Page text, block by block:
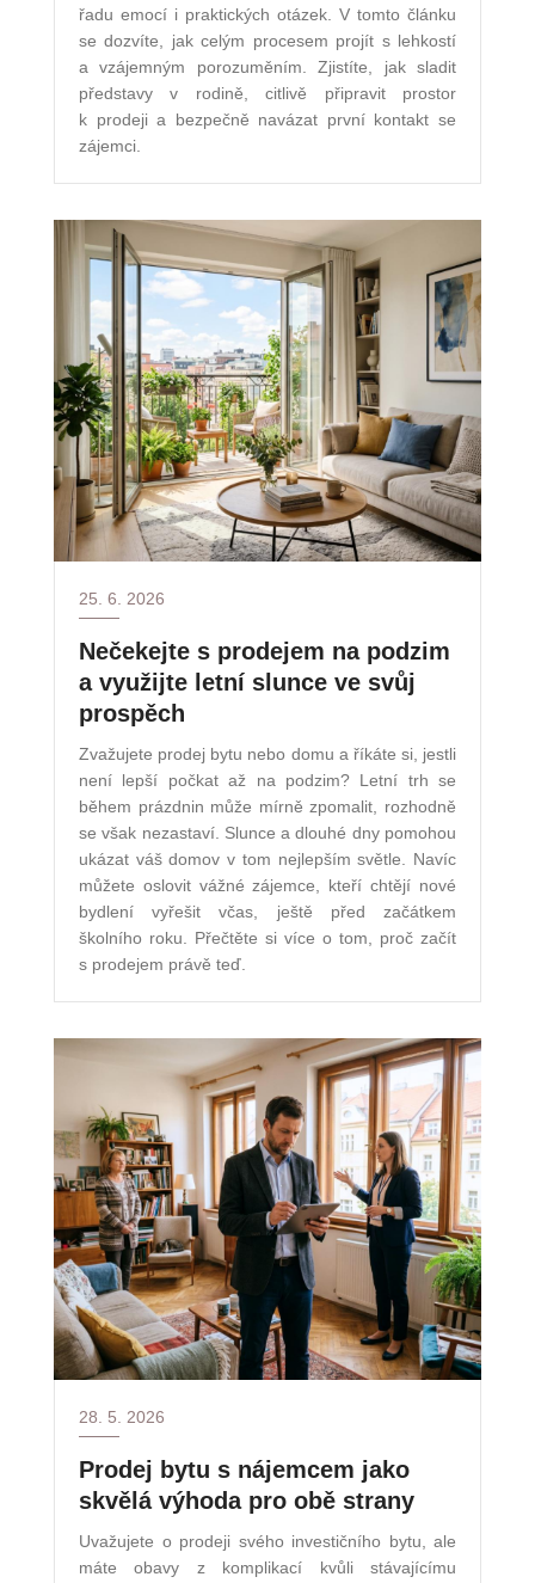
řadu emocí i praktických otázek. V tomto článku
se dozvíte, jak celým procesem projít s lehkostí
a vzájemným porozuměním. Zjistíte, jak sladit
představy v rodině, citlivě připravit prostor
k prodeji a bezpečně navázat první kontakt se
zájemci.
25. 6. 2026
Nečekejte s prodejem na podzim
a využijte letní slunce ve svůj
prospěch
Zvažujete prodej bytu nebo domu a říkáte si, jestli
není lepší počkat až na podzim? Letní trh se
během prázdnin může mírně zpomalit, rozhodně
se však nezastaví. Slunce a dlouhé dny pomohou
ukázat váš domov v tom nejlepším světle. Navíc
můžete oslovit vážné zájemce, kteří chtějí nové
bydlení vyřešit včas, ještě před začátkem
školního roku. Přečtěte si více o tom, proč začít
s prodejem právě teď.
28. 5. 2026
Prodej bytu s nájemcem jako
skvělá výhoda pro obě strany
Uvažujete o prodeji svého investičního bytu, ale
máte obavy z komplikací kvůli stávajícímu